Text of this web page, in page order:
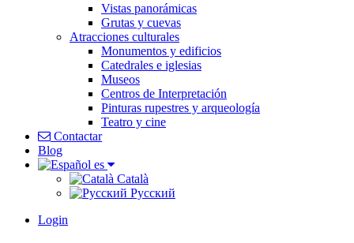
Vistas panorámicas
Grutas y cuevas
Atracciones culturales
Monumentos y edificios
Catedrales e iglesias
Museos
Centros de Interpretación
Pinturas rupestres y arqueología
Teatro y cine
Contactar
Blog
es
Català
Pусский
Login